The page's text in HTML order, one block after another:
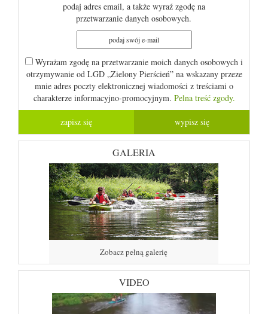
podaj adres email, a także wyraź zgodę na
przetwarzanie danych osobowych.
Wyrażam zgodę na przetwarzanie moich danych osobowych i
otrzymywanie od LGD „Zielony Pierścień” na wskazany przeze
mnie adres poczty elektronicznej wiadomości z treściami o
charakterze informacyjno-promocyjnym. Pelna treść zgody.
GALERIA
Zobacz pełną galerię
VIDEO